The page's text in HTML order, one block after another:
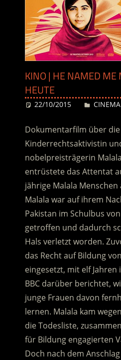
KINO | HE NAMED ME
HEUTE
22/10/2015 Desiree
CINEMA
Dokumentarfilm über
Kinderrechtsaktivistin
nobelpreisträgerin
entrüstete das Attentat
jährige Malala
Malala war auf ihrem
Pakistan im Schulbus
getroffen und dadurch
Hals verletzt worden.
das Recht auf Bildung
eingesetzt, mit elf
BBC darüber berichtet,
junge Frauen davon
lernen. Malala kam
die Todesliste,
für Bildung engagierten
Doch nach dem